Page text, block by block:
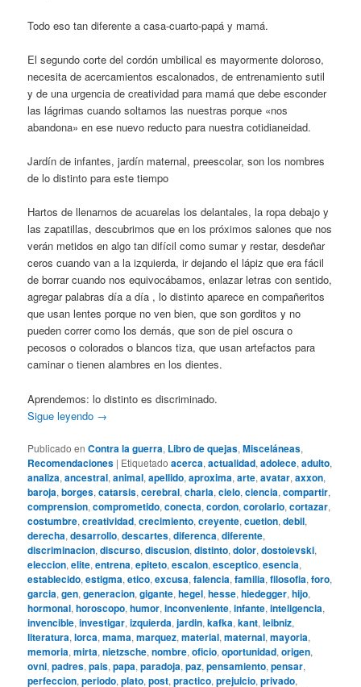
Todo eso tan diferente a casa-cuarto-papá y mamá.
El segundo corte del cordón umbilical es mayormente doloroso,
necesita de acercamientos escalonados, de entrenamiento sutil
y de una urgencia de creatividad para mamá que debe esconder
las lágrimas cuando soltamos las nuestras porque «nos
abandona» en ese nuevo reducto para nuestra cotidianeidad.
Jardín de infantes, jardín maternal, preescolar, son los nombres
de lo distinto para este tiempo
Hartos de llenarnos de acuarelas los delantales, la ropa debajo y
las zapatillas, descubrimos que en los próximos salones que nos
verán metidos en algo tan difícil como sumar y restar, desdeñar
ceros cuando van a la izquierda, ir dejando el lápiz que era fácil
de borrar cuando nos equivocábamos, enlazar letras con sentido,
agregar palabras día a día , lo distinto aparece en compañeritos
que usan lentes porque no ven bien, que son gorditos y no
pueden correr como los demás, que son de piel oscura o
pecosos o colorados o blancos tiza, que usan artefactos para
caminar o tienen alambres en los dientes.
Aprendemos: lo distinto es discriminado.
Sigue leyendo →
Publicado en Contra la guerra, Libro de quejas,Misceláneas,
Recomendaciones | Etiquetado acerca,actualidad,adolece,adulto,
analiza,ancestral,animal,apellido,aproxima,arte,avatar,axxon,
baroja,borges,catarsis,cerebral,charla,cielo,ciencia,compartir,
comprension,comprometido,conecta,cordon,corolario,cortazar,
costumbre,creatividad,crecimiento,creyente,cuetion,debil,
derecha,desarrollo,descartes,diferenca,diferente,
discriminacion,discurso,discusion,distinto,dolor,dostoievski,
eleccion,elite,entrena,epiteto,escalon,esceptico,esencia,
establecido,estigma,etico,excusa,falencia,familia,filosofia,foro,
garcia,gen,generacion,gigante,hegel,hesse,hiedegger,hijo,
hormonal,horoscopo,humor,inconveniente,infante,inteligencia,
invencible,investigar,izquierda,jardin,kafka,kant,leibniz,
literatura,lorca,mama,marquez,material,maternal,mayoria,
memoria,mirta,nietzsche,nombre,oficio,oportunidad,origen,
ovni,padres,pais,papa,paradoja,paz,pensamiento,pensar,
perfeccion,periodo,plato,post,practico,prejuicio,privado,